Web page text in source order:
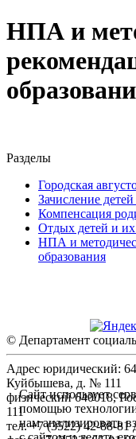
НПА и
Разделы
Городская
Зачисление
Компенсация
Отдых детей и
НПА и
образования
© Департамент
Адрес юридический:
Куйбышева, д. № 111
физический 640018,
111
тел. +7 (3522) 42-88-81
Сайт использует
помощью
нам анализировать